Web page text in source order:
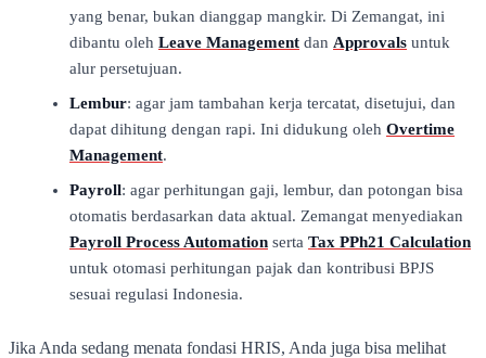
yang benar, bukan dianggap mangkir. Di Zemangat, ini
dibantu oleh Leave Management dan Approvals untuk
alur persetujuan.
Lembur: agar jam tambahan kerja tercatat, disetujui, dan
dapat dihitung dengan rapi. Ini didukung oleh Overtime
Management.
Payroll: agar perhitungan gaji, lembur, dan potongan bisa
otomatis berdasarkan data aktual. Zemangat menyediakan
Payroll Process Automation serta Tax PPh21 Calculation
untuk otomasi perhitungan pajak dan kontribusi BPJS
sesuai regulasi Indonesia.
Jika Anda sedang menata fondasi HRIS, Anda juga bisa melihat